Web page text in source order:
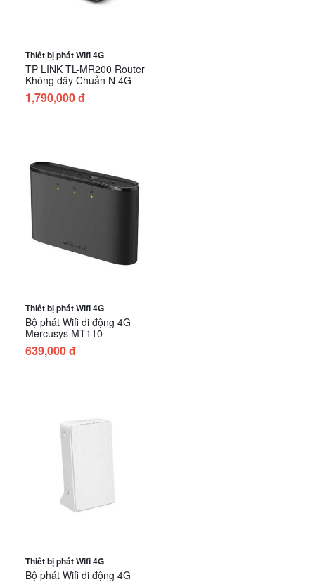
Thiết bị phát Wifi 4G
TP LINK TL-MR200 Router
Không dây Chuẩn N 4G
1,790,000 đ
Thiết bị phát Wifi 4G
Bộ phát Wifi di động 4G
Mercusys MT110
639,000 đ
Thiết bị phát Wifi 4G
Bộ phát Wifi di động 4G